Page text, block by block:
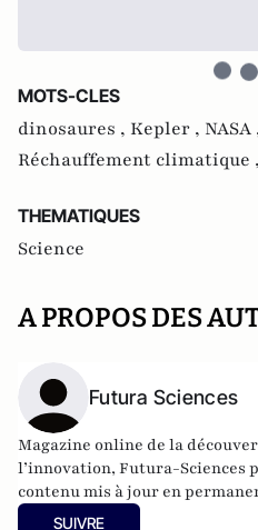
MOTS-CLES
dinosaures , Kepler , NASA
Réchauffement climatique ,
THEMATIQUES
Science
A PROPOS DES
Futura Sciences
Magazine online de la
l’innovation, Futura-Sciences
contenu mis à jour en
SUIVRE